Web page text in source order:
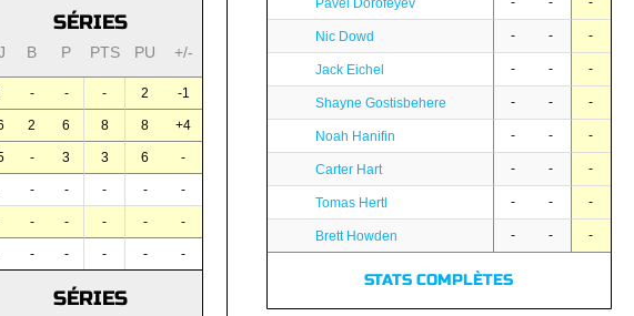
SÉRIES
B P PTS PU +/-
- - - 2 -1
2 6 8 8 +4
- 3 3 6 -
- - - - -
- - - - -
- - - - -
SÉRIES
Pavel Dorofeyev
Nic Dowd - - -
Jack Eichel - - -
Shayne Gostisbehere - - -
Noah Hanifin - - -
Carter Hart - - -
Tomas Hertl - - -
Brett Howden - - -
STATS COMPLÈTES